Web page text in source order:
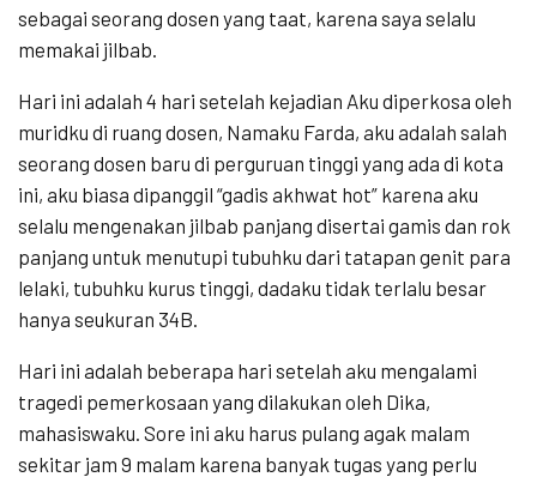
sebagai seorang dosen yang taat, karena saya selalu
memakai jilbab.
Hari ini adalah 4 hari setelah kejadian Aku diperkosa oleh
muridku di ruang dosen, Namaku Farda, aku adalah salah
seorang dosen baru di perguruan tinggi yang ada di kota
ini, aku biasa dipanggil “gadis akhwat hot” karena aku
selalu mengenakan jilbab panjang disertai gamis dan rok
panjang untuk menutupi tubuhku dari tatapan genit para
lelaki, tubuhku kurus tinggi, dadaku tidak terlalu besar
hanya seukuran 34B.
Hari ini adalah beberapa hari setelah aku mengalami
tragedi pemerkosaan yang dilakukan oleh Dika,
mahasiswaku. Sore ini aku harus pulang agak malam
sekitar jam 9 malam karena banyak tugas yang perlu